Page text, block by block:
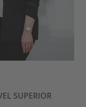
SUPERIOR